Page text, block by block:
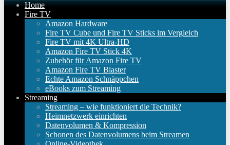
Home
Fire TV
Amazon Hardware
Fire TV Cube und Fire TV Sticks im Vergleich
Fire TV mit 4K Ultra-HD
Amazon Fire TV Stick 4K
Zubehör für Amazon Fire TV
Amazon Fire TV Blaster
Echte Amazon Schnäppchen
eBooks zum Streaming
Streaming
Streaming – wie funktioniert die Technik?
Heimnetzwerk einrichten
Datenvolumen & Kompression
Schonen des Datenvolumens beim Streamen